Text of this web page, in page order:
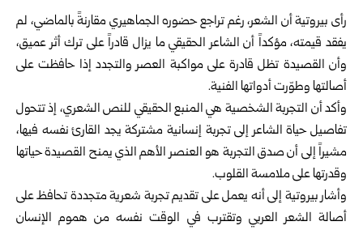
رأى بيروتية أن الشعر، رغم تراجع حضوره الجماهيري مقارنةً بالماضي، لم
يفقد قيمته، مؤكداً أن الشاعر الحقيقي ما يزال قادراً على ترك أثر عميق،
وأن القصيدة تظل قادرة على مواكبة العصر والتجدد إذا حافظت على
أصالتها وطوّرت أدواتها الفنية.
وأكد أن التجربة الشخصية هي المنبع الحقيقي للنص الشعري، إذ تتحول
تفاصيل حياة الشاعر إلى تجربة إنسانية مشتركة يجد القارئ نفسه فيها،
مشيراً إلى أن صدق التجربة هو العنصر الأهم الذي يمنح القصيدة حياتها
وقدرتها على ملامسة القلوب.
وأشار بيروتية إلى أنه يعمل على تقديم تجربة شعرية متجددة تحافظ على
أصالة الشعر العربي وتقترب في الوقت نفسه من هموم الإنسان